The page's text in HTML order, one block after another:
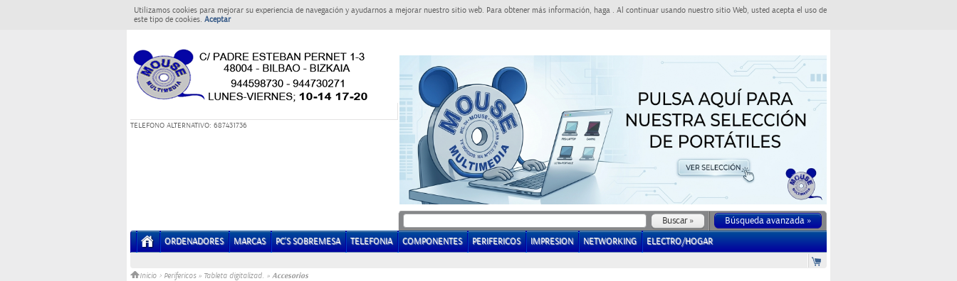
Utilizamos cookies para mejorar su experiencia de navegación y ayudarnos a mejorar nuestro sitio web. Para obtener más información, haga . Al continuar usando nuestro sitio Web, usted acepta el uso de
este tipo de cookies. Aceptar
TELEFONO ALTERNATIVO: 687431736
Búsqueda avanzada »
ORDENADORES MARCAS PC'S SOBREMESA TELEFONIA COMPONENTES PERIFERICOS IMPRESION NETWORKING ELECTRO/HOGAR
Inicio > Perifericos » Tableta digitalizad. » Accesorios